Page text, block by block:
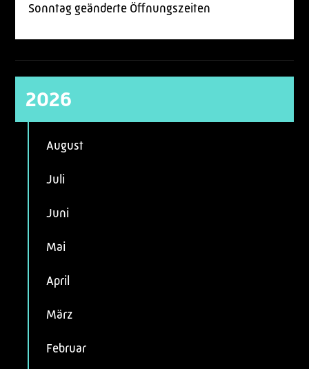
Sonntag geänderte Öffnungszeiten
2026
August
Juli
Juni
Mai
April
März
Februar